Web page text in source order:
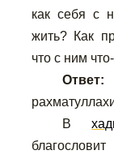
как себя с
жить? Как
что с ним
Ответ:
В